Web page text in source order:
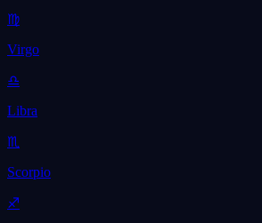
♍
Virgo
♎
Libra
♏
Scorpio
♐